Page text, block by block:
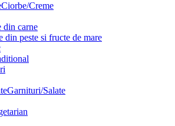
Ciorbe/Creme
din carne
din peste si fructe de mare
Garnituri/Salate